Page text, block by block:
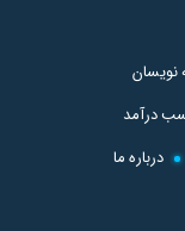
نویسان
درآمد
درباره ما